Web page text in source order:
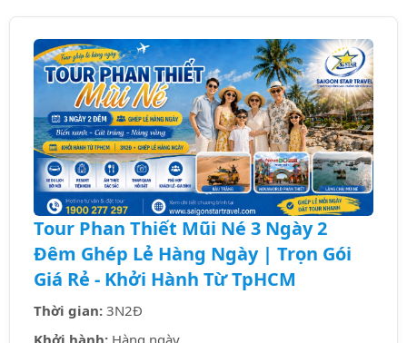
Tour Phan Thiết Mũi Né 3 Ngày 2
Đêm Ghép Lẻ Hàng Ngày | Trọn Gói
Giá Rẻ - Khởi Hành Từ TpHCM
Thời gian: 3N2Đ